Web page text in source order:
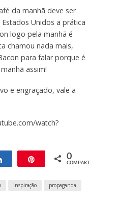
da manhã deve ser
Unidos a prática
logo pela manhã é
chamou nada mais,
para falar porque é
assim!
e engraçado, vale a
watch?
Compartilhar 0
COMPART.
inspiração propaganda